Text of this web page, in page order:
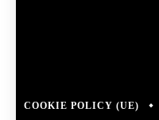
COOKIE POLICY (UE)